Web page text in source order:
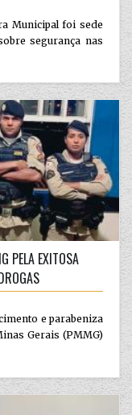
Municipal foi sede
segurança nas
PELA EXITOSA
e parabeniza
Gerais (PMMG)